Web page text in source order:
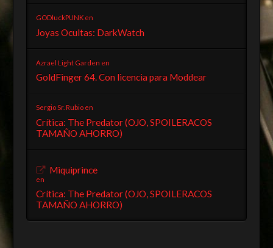
GODluckPUNK en
Joyas Ocultas: DarkWatch
Azrael Light Garden en
GoldFinger 64. Con licencia para Moddear
Sergio Sr. Rubio en
Crítica: The Predator (OJO, SPOILERACOS
TAMAÑO AHORRO)
Miquiprince
en
Crítica: The Predator (OJO, SPOILERACOS
TAMAÑO AHORRO)